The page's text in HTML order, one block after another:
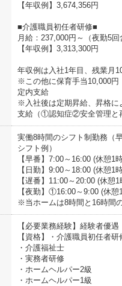
【年収例】3,674,356円
■介護職員初任者研修■
月給：237,000円～（夜勤5
【年収例】3,313,300円
年収例は入社1年目、残業月
※この他に保育手当10,000円
定内支給
※入社後は定期昇給、昇格に
支給（①認知症②安全管理と
実働8時間のシフト制勤務（
シフト例）
【早番】7:00～16:00 (休憩1
【日勤】9:00～18:00 (休憩1
【遅番】11:00～20:00 (休憩1
【夜勤】①16:00～9:00 (休
※当ホームは8時間と16時間
【必要業務経験】 経験者優遇
【資格】
・介護職員初任者研
・介護福祉士
・実務者研修
・ホームヘルパー2級
・ホームヘルパー1級